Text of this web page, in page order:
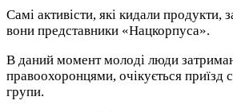
Самі активісти, які кидали продукти,
вони представники «Нацкорпуса».
В даний момент молоді люди
правоохоронцями, очікується приїзд
групи.